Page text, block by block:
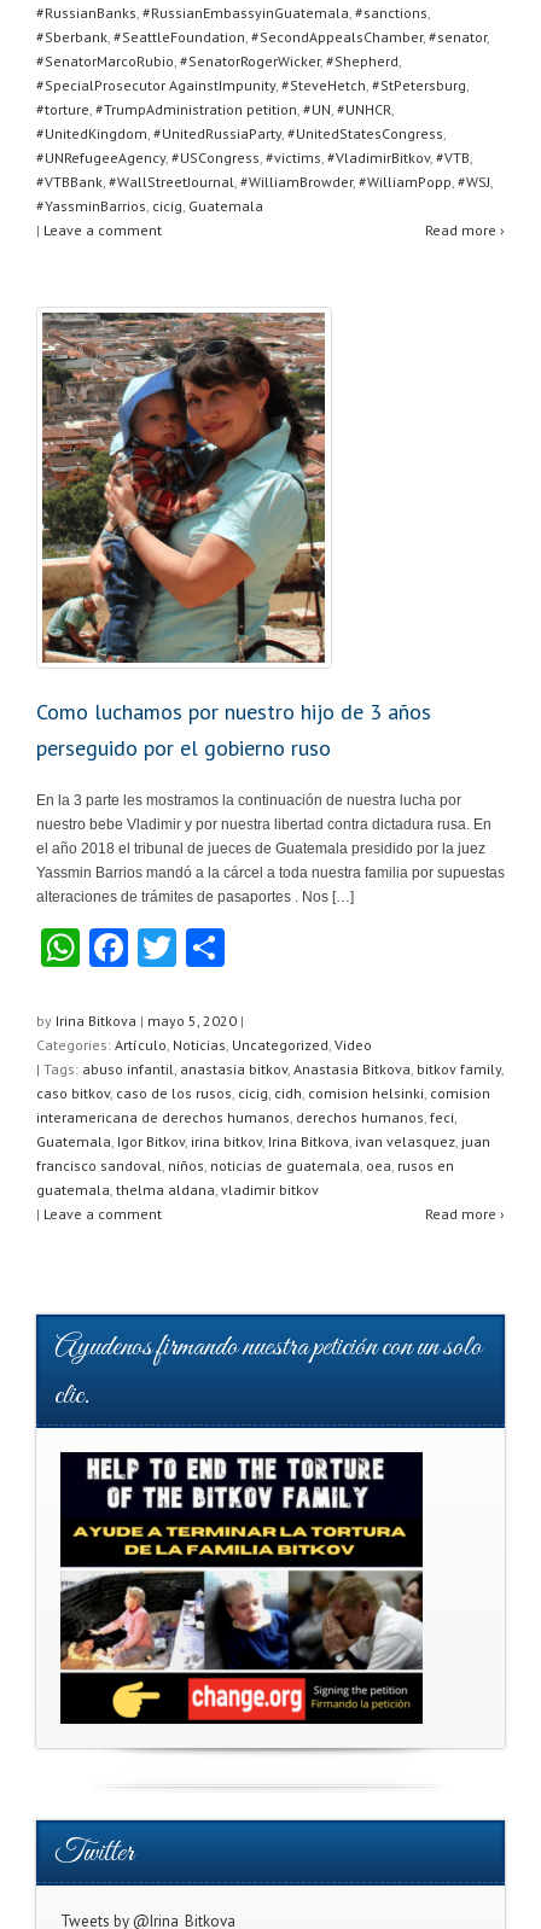
#RussianBanks, #RussianEmbassyinGuatemala, #sanctions,
#Sberbank, #SeattleFoundation, #SecondAppealsChamber, #senator,
#SenatorMarcoRubio, #SenatorRogerWicker, #Shepherd,
#SpecialProsecutor AgainstImpunity, #SteveHetch, #StPetersburg,
#torture, #TrumpAdministration petition, #UN, #UNHCR,
#UnitedKingdom, #UnitedRussiaParty, #UnitedStatesCongress,
#UNRefugeeAgency, #USCongress, #victims, #VladimirBitkov, #VTB,
#VTBBank, #WallStreetJournal, #WilliamBrowder, #WilliamPopp, #WSJ,
#YassminBarrios, cicig, Guatemala
| Leave a comment Read more ›
Como luchamos por nuestro hijo de 3 años
perseguido por el gobierno ruso
En la 3 parte les mostramos la continuación de nuestra lucha por
nuestro bebe Vladimir y por nuestra libertad contra dictadura rusa. En
el año 2018 el tribunal de jueces de Guatemala presidido por la juez
Yassmin Barrios mandó a la cárcel a toda nuestra familia por supuestas
alteraciones de trámites de pasaportes . Nos […]
W
at
s
A
p
p
F
c
e
b
o
o
k
T
tt
er
m
p
ar
tir
by Irina Bitkova | mayo 5, 2020 |
Categories: Artículo, Noticias, Uncategorized, Video
| Tags: abuso infantil, anastasia bitkov, Anastasia Bitkova, bitkov family,
caso bitkov, caso de los rusos, cicig, cidh, comision helsinki, comision
interamericana de derechos humanos, derechos humanos, feci,
Guatemala, Igor Bitkov, irina bitkov, Irina Bitkova, ivan velasquez, juan
francisco sandoval, niños, noticias de guatemala, oea, rusos en
guatemala, thelma aldana, vladimir bitkov
| Leave a comment Read more ›
Ayudenos firmando nuestra petición con un solo
clic.
Twitter
Tweets by @Irina_Bitkova